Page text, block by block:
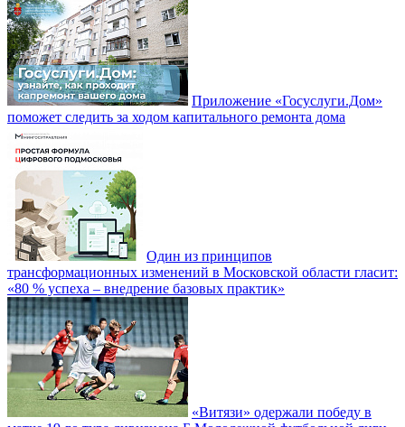
Приложение «Госуслуги.Дом»
поможет следить за ходом капитального ремонта дома
Один из принципов
трансформационных изменений в Московской области гласит:
«80 % успеха – внедрение базовых практик»
«Витязи» одержали победу в